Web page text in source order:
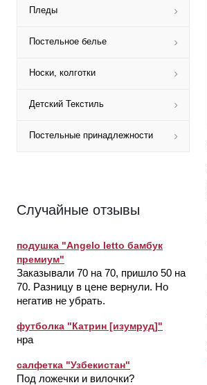
Пледы
Постельное белье
Носки, колготки
Детский Текстиль
Постельные принадлежности
Случайные отзывы
подушка "Angelo letto бамбук
премиум"
Заказывали 70 на 70, пришло 50 на
70. Разницу в цене вернули. Но
негатив не убрать.
футболка "Катрин [изумруд]"
нра
салфетка "Узбекистан"
Под ложечки и вилочки?